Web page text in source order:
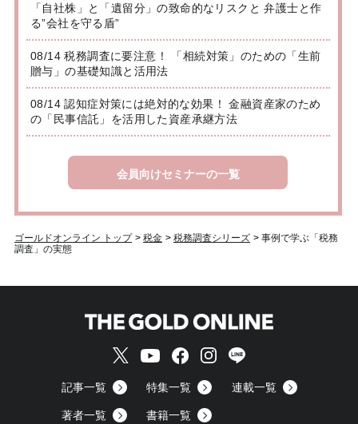
「自社株」と「遺留分」の致命的なリスクと 弁護士と作
る”会社を守る盾”
08/14 税務調査に要注意！ 「相続対策」のための「生前
贈与」の基礎知識と活用法
08/14 認知症対策には絶対的な効果！ 金融資産家のため
の「民事信託」を活用した資産承継方法
会員向けセミナーの一覧
ゴールドオンライン トップ > 税金 > 税務調査シリーズ > 事例で学ぶ「税務
調査」の実態
記事一覧 特集一覧 連載一覧
著者一覧 書籍一覧